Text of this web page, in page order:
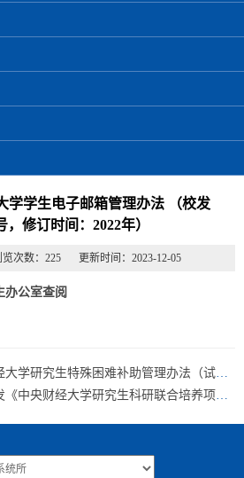
学学生电子邮箱管理办法 （校发
，修订时间：2022年）
次数： 225 更新时间：2023-12-05
办公室查阅
学研究生特殊困难补助管理办法（试行）
财经大学研究生科研联合培养项目资助管理办法》的通知